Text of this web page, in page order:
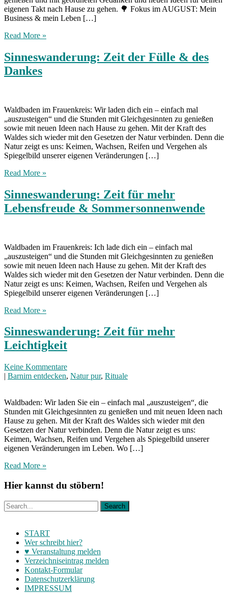
eigenen Takt nach Hause zu gehen. 🌳 Fokus im AUGUST: Mein
Business & mein Leben […]
Read More »
Sinneswanderung: Zeit der Fülle & des
Dankes
Waldbaden im Frauenkreis: Wir laden dich ein – einfach mal
„auszusteigen“ und die Stunden mit Gleichgesinnten zu genießen
sowie mit neuen Ideen nach Hause zu gehen. Mit der Kraft des
Waldes sich wieder mit den Gesetzen der Natur verbinden. Denn die
Natur zeigt es uns: Keimen, Wachsen, Reifen und Vergehen als
Spiegelbild unserer eigenen Veränderungen […]
Read More »
Sinneswanderung: Zeit für mehr
Lebensfreude & Sommersonnenwende
Waldbaden im Frauenkreis: Ich lade dich ein – einfach mal
„auszusteigen“ und die Stunden mit Gleichgesinnten zu genießen
sowie mit neuen Ideen nach Hause zu gehen. Mit der Kraft des
Waldes sich wieder mit den Gesetzen der Natur verbinden. Denn die
Natur zeigt es uns: Keimen, Wachsen, Reifen und Vergehen als
Spiegelbild unserer eigenen Veränderungen […]
Read More »
Sinneswanderung: Zeit für mehr
Leichtigkeit
Keine Kommentare
| Barnim entdecken, Natur pur, Rituale
Waldbaden: Wir laden Sie ein – einfach mal „auszusteigen“, die
Stunden mit Gleichgesinnten zu genießen und mit neuen Ideen nach
Hause zu gehen. Mit der Kraft des Waldes sich wieder mit den
Gesetzen der Natur verbinden. Denn die Natur zeigt es uns:
Keimen, Wachsen, Reifen und Vergehen als Spiegelbild unserer
eigenen Veränderungen im Leben. Wo […]
Read More »
Hier kannst du stöbern!
START
Wer schreibt hier?
♥ Veranstaltung melden
Verzeichniseintrag melden
Kontakt-Formular
Datenschutzerklärung
IMPRESSUM